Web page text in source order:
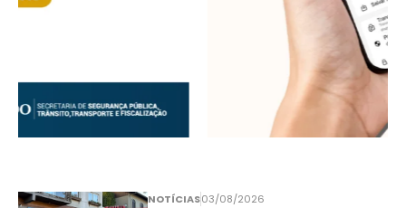
NOTÍCIAS03/08/2026